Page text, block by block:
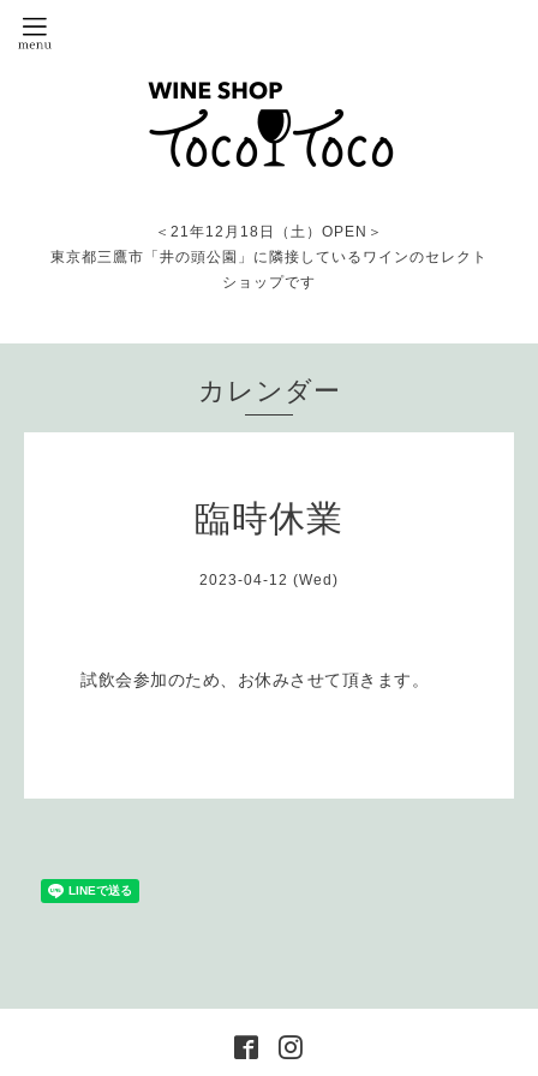
＜21年12月18日（土）OPEN＞
東京都三鷹市「井の頭公園」に隣接しているワインのセレクト
ショップです
カレンダー
臨時休業
2023-04-12 (Wed)
試飲会参加のため、お休みさせて頂きます。